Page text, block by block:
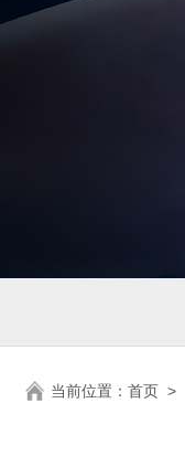
当前位置： 首页 >